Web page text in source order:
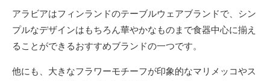
アラビアはフィンランドのテーブルウェアブランドで、シン
プルなデザインはもちろん華やかなものまで食器中心に揃え
ることができるおすすめブランドの一つです。
他にも、大きなフラワーモチーフが印象的なマリメッコやス